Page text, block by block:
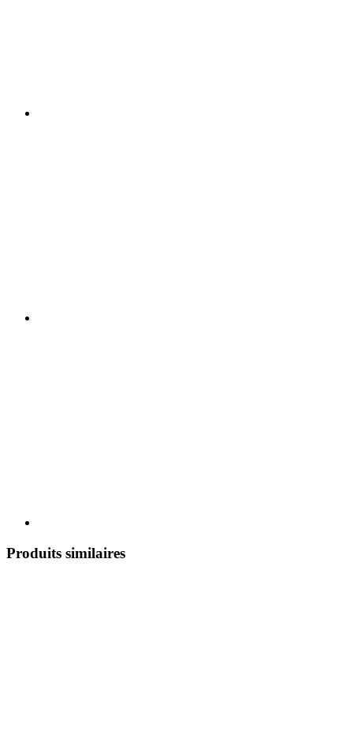
Produits similaires